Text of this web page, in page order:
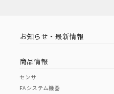
お知らせ・最新情報
商品情報
センサ
FAシステム機器